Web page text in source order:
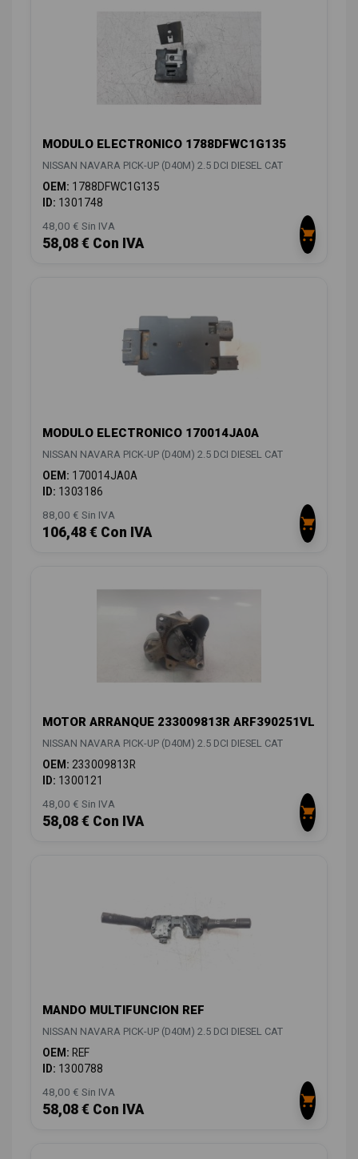
MODULO ELECTRONICO 1788DFWC1G135
NISSAN NAVARA PICK-UP (D40M) 2.5 DCI DIESEL CAT
OEM: 1788DFWC1G135
ID: 1301748
48,00 € Sin IVA
58,08 € Con IVA
MODULO ELECTRONICO 170014JA0A
NISSAN NAVARA PICK-UP (D40M) 2.5 DCI DIESEL CAT
OEM: 170014JA0A
ID: 1303186
88,00 € Sin IVA
106,48 € Con IVA
MOTOR ARRANQUE 233009813R ARF390251VL
NISSAN NAVARA PICK-UP (D40M) 2.5 DCI DIESEL CAT
OEM: 233009813R
ID: 1300121
48,00 € Sin IVA
58,08 € Con IVA
MANDO MULTIFUNCION REF
NISSAN NAVARA PICK-UP (D40M) 2.5 DCI DIESEL CAT
OEM: REF
ID: 1300788
48,00 € Sin IVA
58,08 € Con IVA